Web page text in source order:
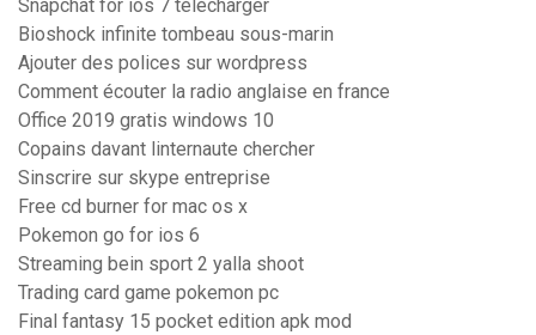
Snapchat for ios 7 télécharger
Bioshock infinite tombeau sous-marin
Ajouter des polices sur wordpress
Comment écouter la radio anglaise en france
Office 2019 gratis windows 10
Copains davant linternaute chercher
Sinscrire sur skype entreprise
Free cd burner for mac os x
Pokemon go for ios 6
Streaming bein sport 2 yalla shoot
Trading card game pokemon pc
Final fantasy 15 pocket edition apk mod